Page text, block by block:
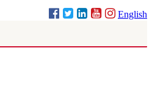
English